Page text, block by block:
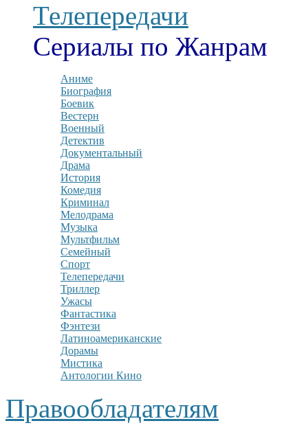
Телепередачи
Сериалы по Жанрам
Аниме
Биография
Боевик
Вестерн
Военный
Детектив
Документальный
Драма
История
Комедия
Криминал
Мелодрама
Музыка
Мультфильм
Семейный
Спорт
Телепередачи
Триллер
Ужасы
Фантастика
Фэнтези
Латиноамериканские
Дорамы
Мистика
Антологии Кино
Правообладателям